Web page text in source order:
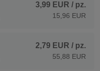
3,99 EUR / pz.
15,96 EUR
2,79 EUR / pz.
55,88 EUR